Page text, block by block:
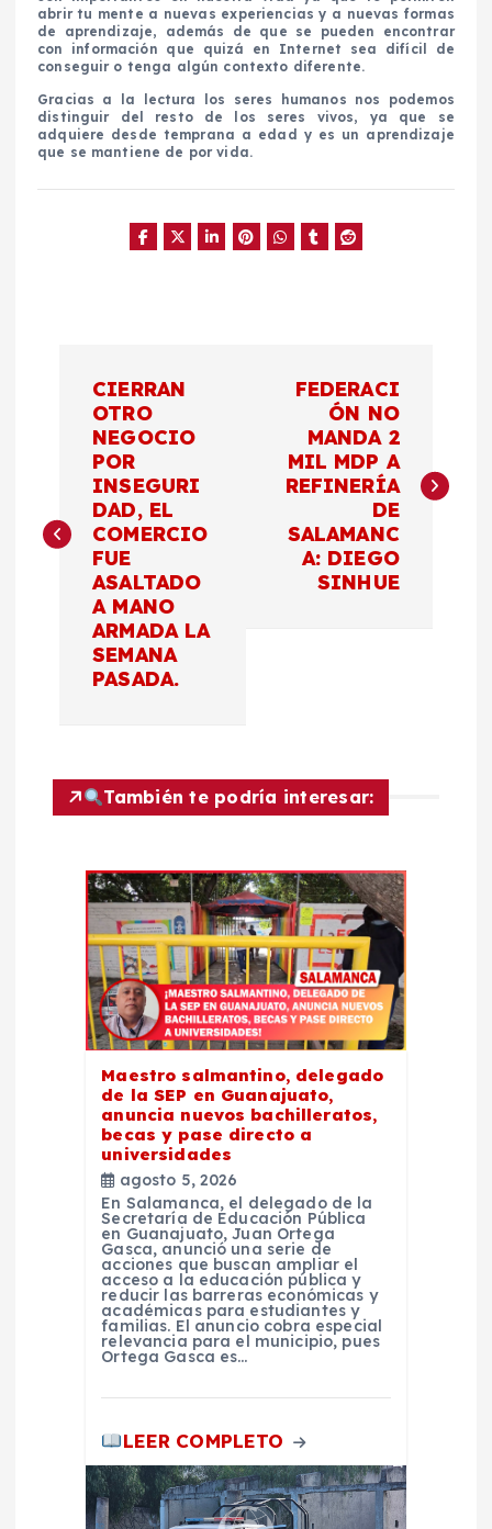
abrir tu mente a nuevas experiencias y a nuevas formas
de aprendizaje, además de que se pueden encontrar
con información que quizá en Internet sea difícil de
conseguir o tenga algún contexto diferente.
Gracias a la lectura los seres humanos nos podemos
distinguir del resto de los seres vivos, ya que se
adquiere desde temprana a edad y es un aprendizaje
que se mantiene de por vida.
e
CIERRAN
OTRO
NEGOCIO
POR
INSEGURI
DAD, EL
COMERCIO
FUE
ASALTADO
A MANO
ARMADA LA
SEMANA
PASADA.
FEDERACI
ÓN NO
MANDA 2
MIL MDP A
REFINERÍA
DE
SALAMANC
A: DIEGO
SINHUE
También te podría interesar:
Maestro salmantino, delegado
de la SEP en Guanajuato,
anuncia nuevos bachilleratos,
becas y pase directo a
universidades
agosto 5, 2026
En Salamanca, el delegado de la
Secretaría de Educación Pública
en Guanajuato, Juan Ortega
Gasca, anunció una serie de
acciones que buscan ampliar el
acceso a la educación pública y
reducir las barreras económicas y
académicas para estudiantes y
familias. El anuncio cobra especial
relevancia para el municipio, pues
Ortega Gasca es…
LEER COMPLETO